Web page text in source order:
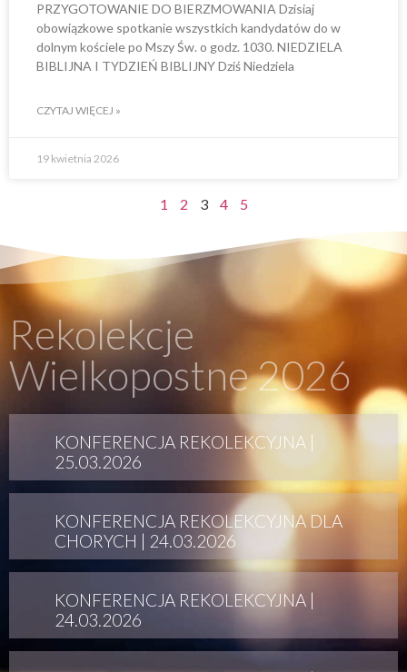
PRZYGOTOWANIE DO BIERZMOWANIA Dzisiaj
obowiązkowe spotkanie wszystkich kandydatów do w
dolnym kościele po Mszy Św. o godz. 1030. NIEDZIELA
BIBLIJNA I TYDZIEŃ BIBLIJNY Dziś Niedziela
CZYTAJ WIĘCEJ »
19 kwietnia 2026
1 2 3 4 5
Rekolekcje
Wielkopostne 2026
KONFERENCJA REKOLEKCYJNA |
25.03.2026
KONFERENCJA REKOLEKCYJNA DLA
CHORYCH | 24.03.2026
KONFERENCJA REKOLEKCYJNA |
24.03.2026